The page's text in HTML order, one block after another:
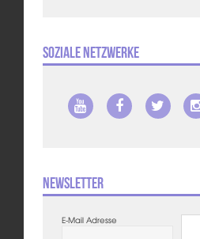
Soziale Netzwerke
Newsletter
E-Mail Adresse